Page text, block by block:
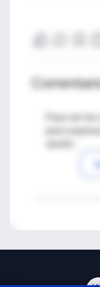
Para ver